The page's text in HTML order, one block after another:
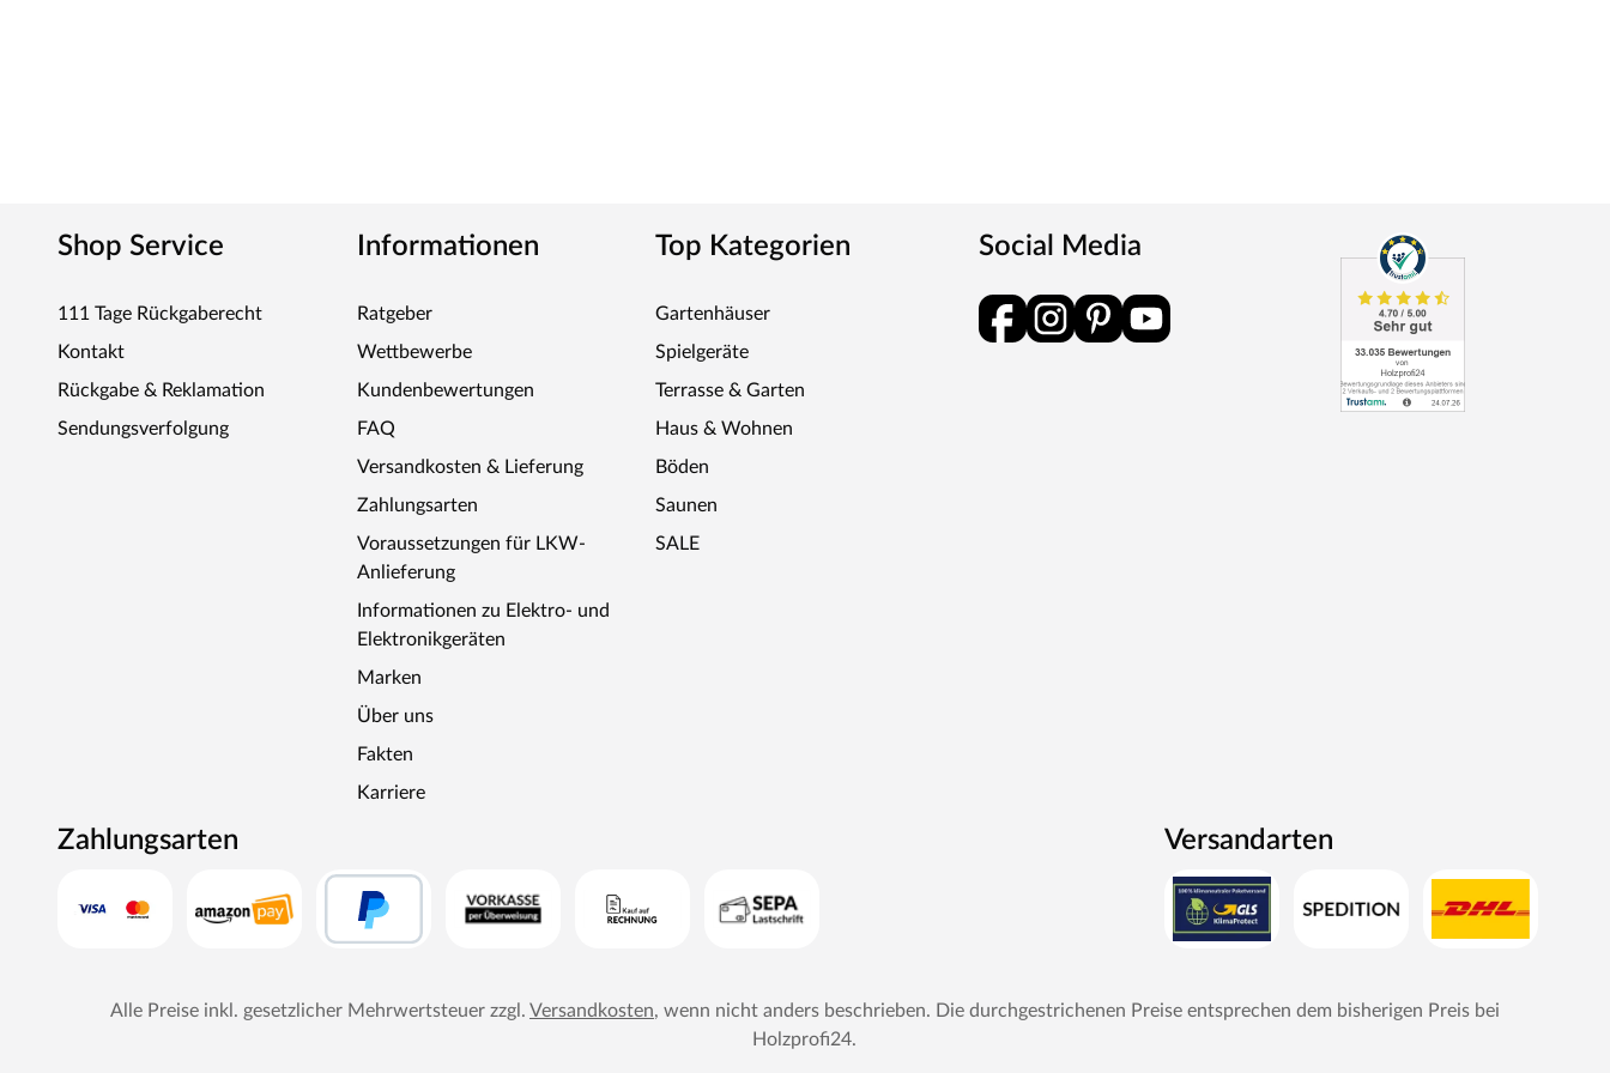
Shop Service
111 Tage Rückgaberecht
Kontakt
Rückgabe & Reklamation
Sendungsverfolgung
Informationen
Ratgeber
Wettbewerbe
Kundenbewertungen
FAQ
Versandkosten & Lieferung
Zahlungsarten
Voraussetzungen für LKW-
Anlieferung
Informationen zu Elektro- und
Elektronikgeräten
Marken
Über uns
Fakten
Karriere
Top Kategorien
Gartenhäuser
Spielgeräte
Terrasse & Garten
Haus & Wohnen
Böden
Saunen
SALE
Social Media
Zahlungsarten Versandarten
Alle Preise inkl. gesetzlicher Mehrwertsteuer zzgl. Versandkosten, wenn nicht anders beschrieben. Die durchgestrichenen Preise entsprechen dem bisherigen Preis bei
Holzprofi24.